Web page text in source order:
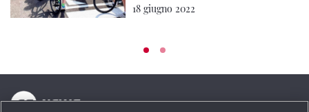
18 giugno 2022